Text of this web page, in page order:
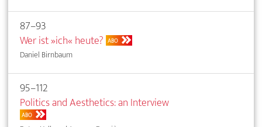
87–93
Wer ist »ich« heute? ABO
Daniel Birnbaum
95–112
Politics and Aesthetics: an Interview
ABO